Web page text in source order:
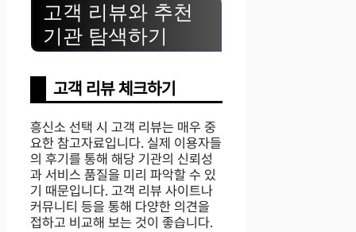
고객 리뷰와 추천
기관 탐색하기
고객 리뷰 체크하기
흥신소 선택 시 고객 리뷰는 매우 중
요한 참고자료입니다. 실제 이용자들
의 후기를 통해 해당 기관의 신뢰성
과 서비스 품질을 미리 파악할 수 있
기 때문입니다. 고객 리뷰 사이트나
커뮤니티 등을 통해 다양한 의견을
접하고 비교해 보는 것이 좋습니다.